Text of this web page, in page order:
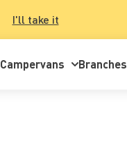
I'll take it
Campervans Branches